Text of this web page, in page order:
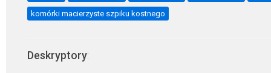
komórki macierzyste szpiku kostnego
Deskryptory: